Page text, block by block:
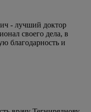
- лучший доктор
своего дела, в
благодарность и